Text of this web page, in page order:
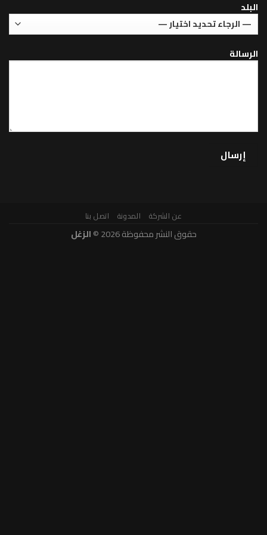
المدونة اتصل بنا
حقوق النشر محفوظة 2026 © الزغل